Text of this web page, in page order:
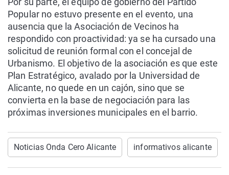
Popular no estuvo presente en el evento, una
ausencia que la Asociación de Vecinos ha
respondido con proactividad: ya se ha cursado una
solicitud de reunión formal con el concejal de
Urbanismo. El objetivo de la asociación es que este
Plan Estratégico, avalado por la Universidad de
Alicante, no quede en un cajón, sino que se
convierta en la base de negociación para las
próximas inversiones municipales en el barrio.
Noticias Onda Cero Alicante informativos alicante